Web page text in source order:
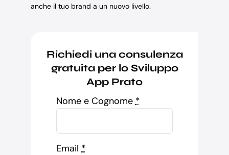
anche il tuo brand a un nuovo livello.
Richiedi una consulenza
gratuita per lo Sviluppo
App Prato
Nome e Cognome *
Email *